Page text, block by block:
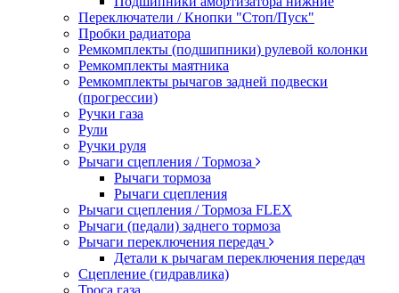
Переключатели / Кнопки "Стоп/Пуск"
Пробки радиатора
Ремкомплекты (подшипники) рулевой колонки
Ремкомплекты маятника
Ремкомплекты рычагов задней подвески
(прогрессии)
Ручки газа
Рули
Ручки руля
Рычаги сцепления / Тормоза
Рычаги тормоза
Рычаги сцепления
Рычаги сцепления / Тормоза FLEX
Рычаги (педали) заднего тормоза
Рычаги переключения передач
Детали к рычагам переключения передач
Сцепление (гидравлика)
Троса газа